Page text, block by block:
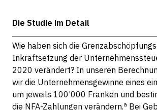
Die Studie im Detail
Wie haben sich die
Inkraftsetzung der
2020 verändert? In unseren
wir die Unternehmensgewinne eines
um jeweils 100’000 Franken und
die NFA-Zahlungen verändern.aBei